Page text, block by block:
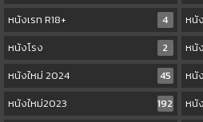
หนังเรท R18+
4 หนั
หนังโรง
2 หนั
หนังใหม่ 2024
45 หนั
หนังใหม่2023
192 หนั